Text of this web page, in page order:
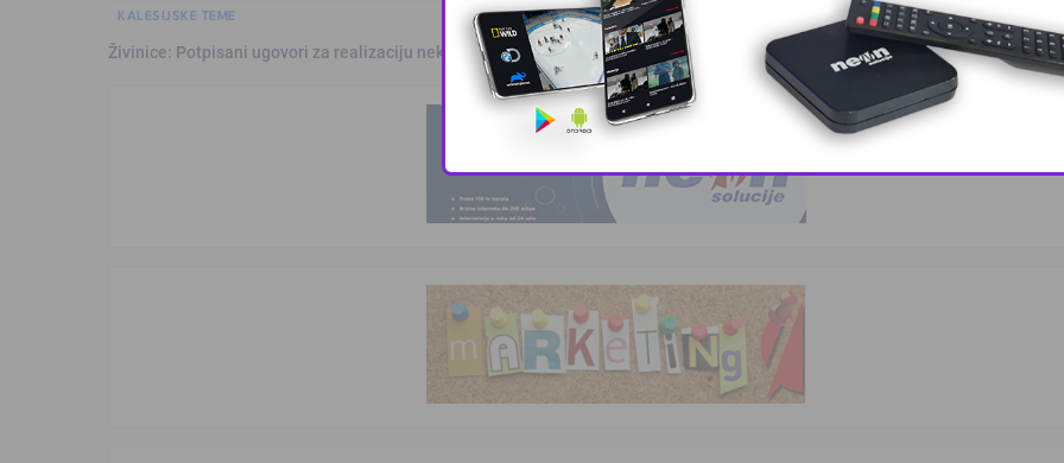
KALESIJSKE TEME
Živinice: Potpisani ugovori za realizaciju nekoliko infrastrukturnih …
This popup will close in: